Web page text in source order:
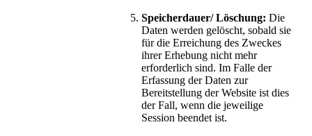
Speicherdauer/ Löschung: Die
Daten werden gelöscht, sobald sie
für die Erreichung des Zweckes
ihrer Erhebung nicht mehr
erforderlich sind. Im Falle der
Erfassung der Daten zur
Bereitstellung der Website ist dies
der Fall, wenn die jeweilige
Session beendet ist.